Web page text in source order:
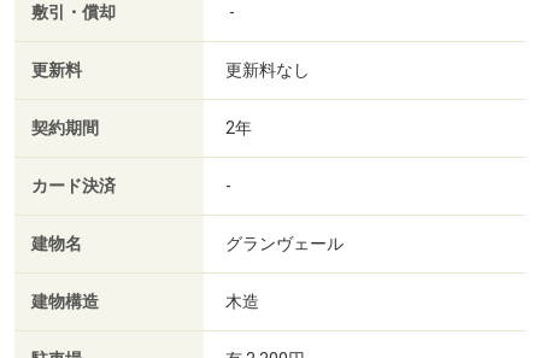
敷引・償却 -
更新料 更新料なし
契約期間 2年
カード決済 -
建物名 グランヴェール
建物構造 木造